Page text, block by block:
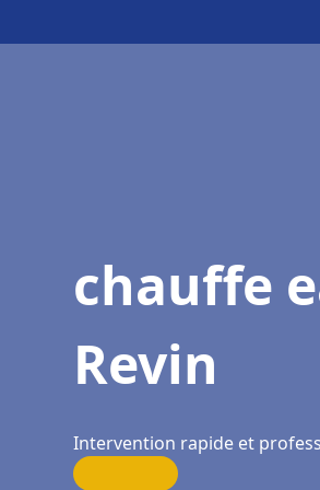
chauffe
Revin
Intervention rapide et